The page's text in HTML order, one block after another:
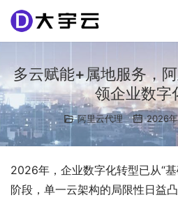
多云赋能+属地服务，
领企业数字
阿里云代理 2026年
2026年，企业数字化转型已从“
阶段，单一云架构的局限性日益